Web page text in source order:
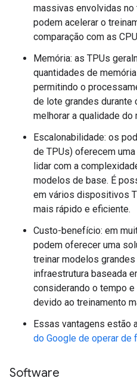
massivas envolvidas no
podem acelerar o
comparação com as
Memória: as TPUs
quantidades de
permitindo o
de lote grandes durante
melhorar a qualidade do
Escalonabilidade: os
de TPUs) oferecem
lidar com a
modelos de base. É
em vários dispositivos
mais rápido e eficiente.
Custo-benefício: em
podem oferecer uma
treinar modelos
infraestrutura baseada
considerando o tempo
devido ao treinamento
Essas vantagens estão
do Google de operar de
Software